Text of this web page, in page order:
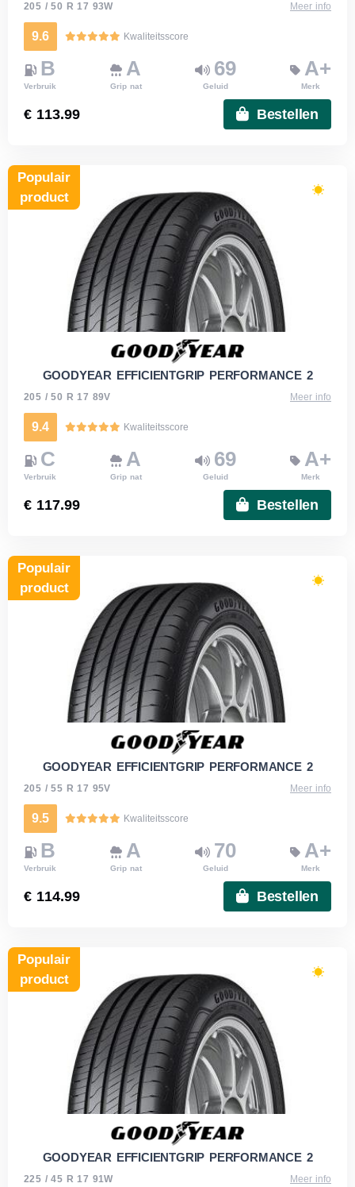
205 / 50 R 17 93W Meer info
9.6 Kwaliteitsscore
B
Verbruik
A
Grip nat
69
Geluid
A+
Merk
€ 113.99 Bestellen
Populair
product
GOODYEAR EFFICIENTGRIP PERFORMANCE 2
205 / 50 R 17 89V Meer info
9.4 Kwaliteitsscore
C
Verbruik
A
Grip nat
69
Geluid
A+
Merk
€ 117.99 Bestellen
Populair
product
GOODYEAR EFFICIENTGRIP PERFORMANCE 2
205 / 55 R 17 95V Meer info
9.5 Kwaliteitsscore
B
Verbruik
A
Grip nat
70
Geluid
A+
Merk
€ 114.99 Bestellen
Populair
product
GOODYEAR EFFICIENTGRIP PERFORMANCE 2
225 / 45 R 17 91W Meer info